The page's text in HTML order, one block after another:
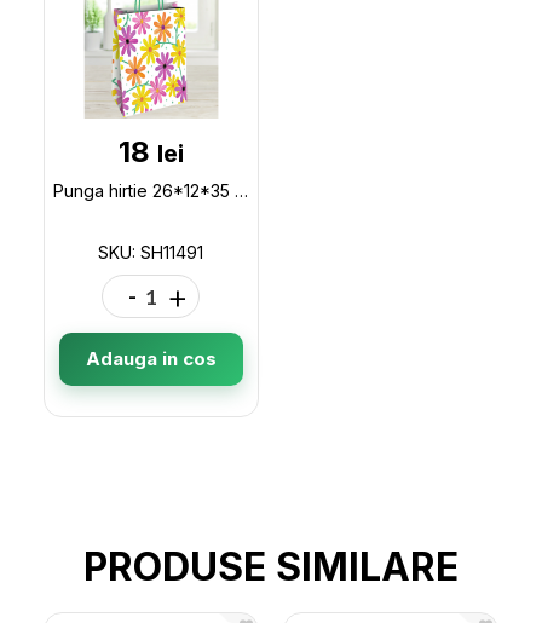
18 lei
Punga hirtie 26*12*35 ALICE SH11491
SKU: SH11491
- +
Adauga in cos
PRODUSE SIMILARE